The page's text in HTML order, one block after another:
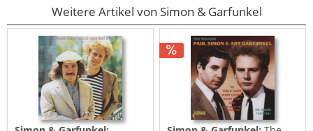
Weitere Artikel von Simon & Garfunkel